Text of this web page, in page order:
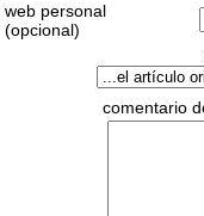
web personal
(opcional)
comentario